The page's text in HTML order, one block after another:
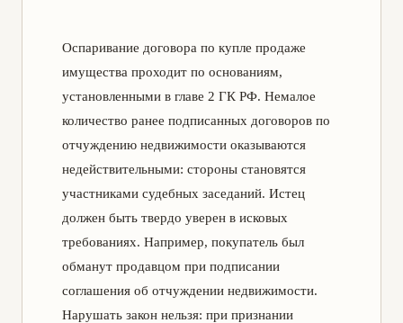
Оспаривание договора по купле продаже
имущества проходит по основаниям,
установленными в главе 2 ГК РФ. Немалое
количество ранее подписанных договоров по
отчуждению недвижимости оказываются
недействительными: стороны становятся
участниками судебных заседаний. Истец
должен быть твердо уверен в исковых
требованиях. Например, покупатель был
обманут продавцом при подписании
соглашения об отчуждении недвижимости.
Нарушать закон нельзя: при признании